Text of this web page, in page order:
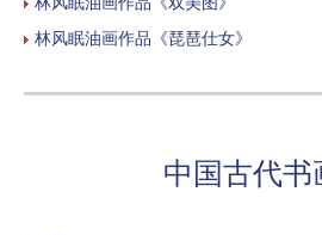
林风眠油画作品《琵琶仕女》
中国古代书